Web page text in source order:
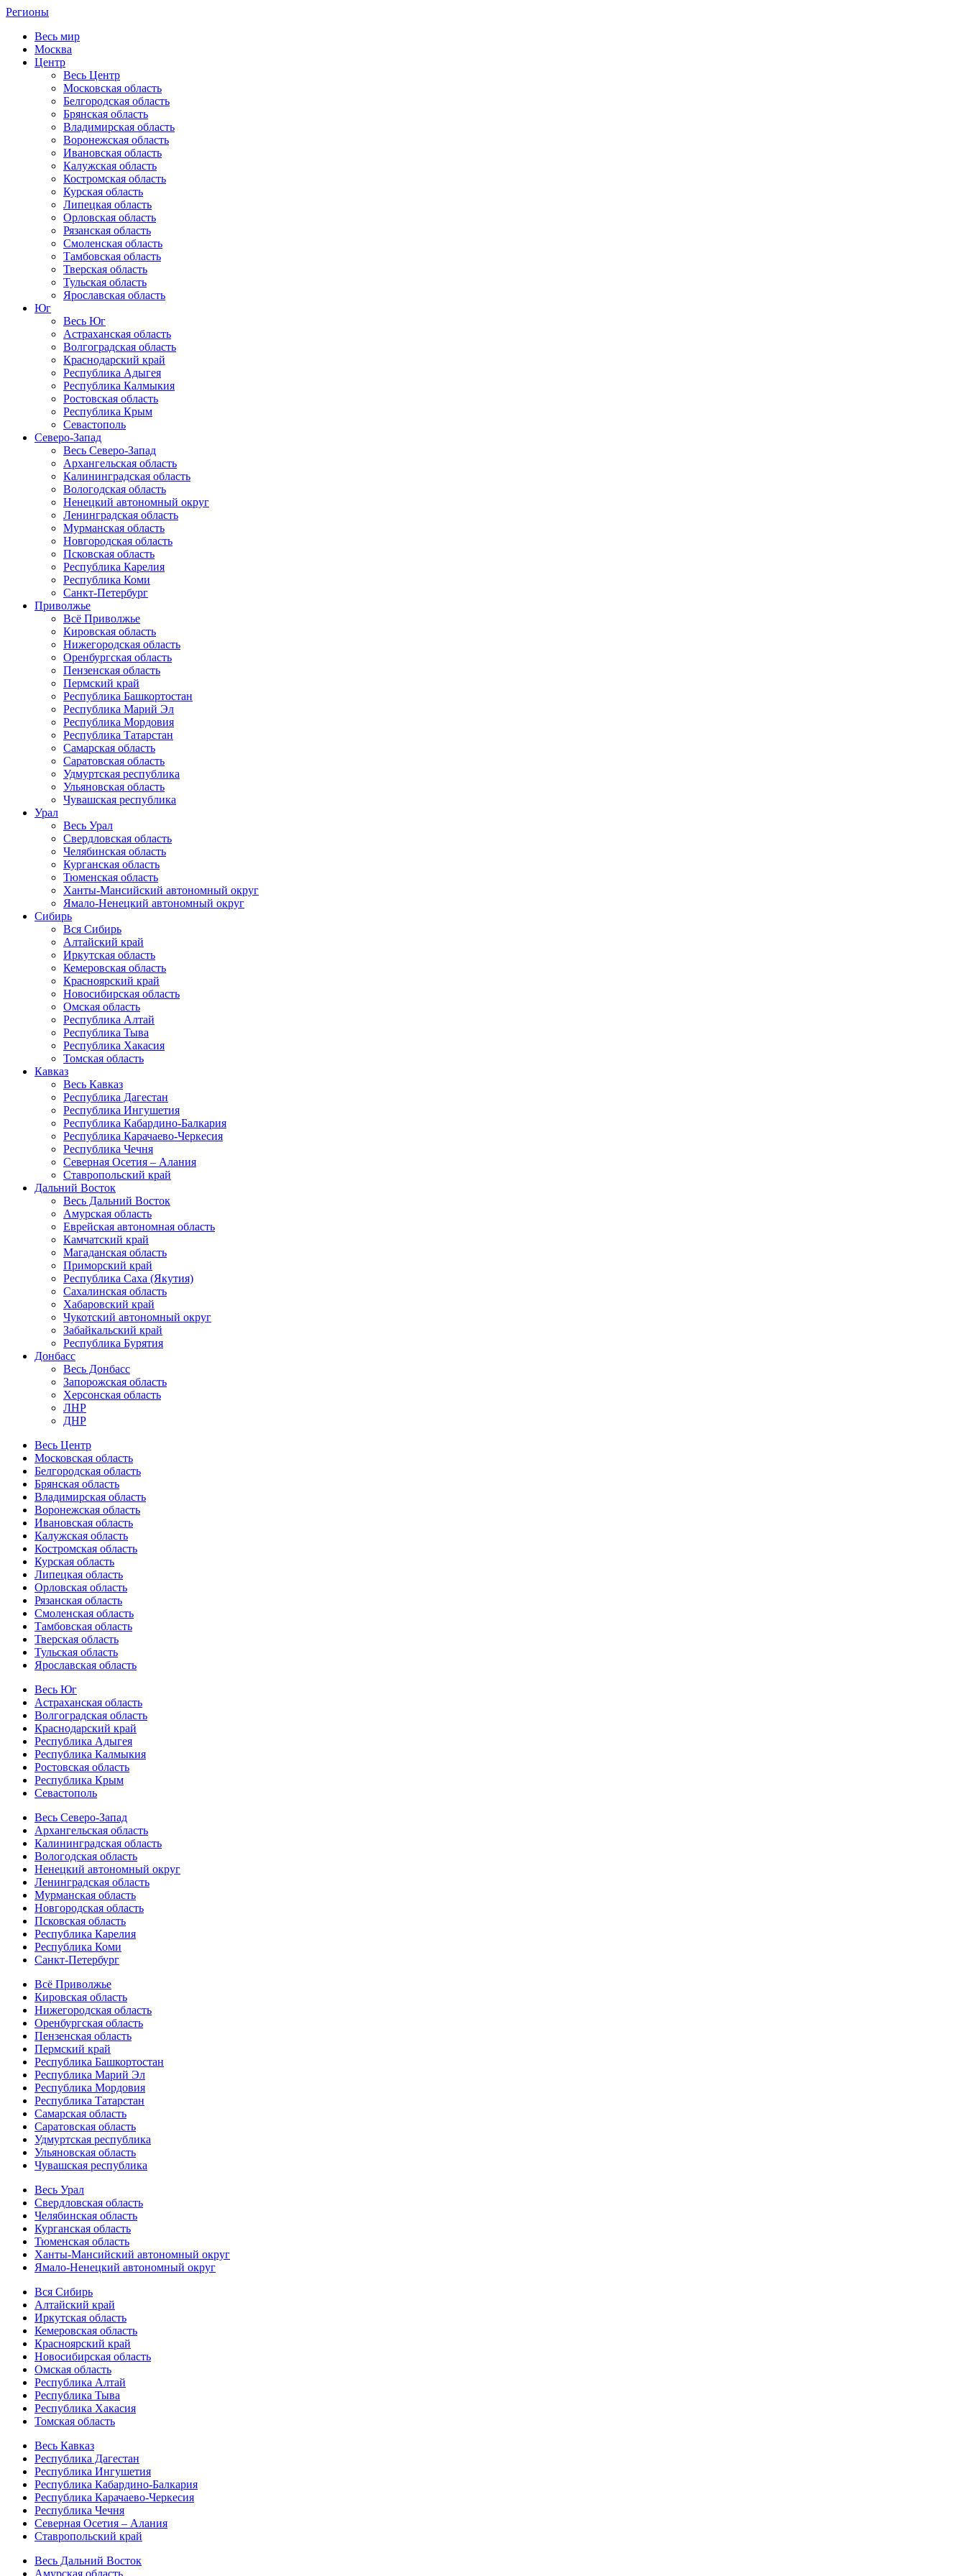
Регионы
Весь мир
Москва
Центр
Весь Центр
Московская область
Белгородская область
Брянская область
Владимирская область
Воронежская область
Ивановская область
Калужская область
Костромская область
Курская область
Липецкая область
Орловская область
Рязанская область
Смоленская область
Тамбовская область
Тверская область
Тульская область
Ярославская область
Юг
Весь Юг
Астраханская область
Волгоградская область
Краснодарский край
Республика Адыгея
Республика Калмыкия
Ростовская область
Республика Крым
Севастополь
Северо-Запад
Весь Северо-Запад
Архангельская область
Калининградская область
Вологодская область
Ненецкий автономный округ
Ленинградская область
Мурманская область
Новгородская область
Псковская область
Республика Карелия
Республика Коми
Санкт-Петербург
Приволжье
Всё Приволжье
Кировская область
Нижегородская область
Оренбургская область
Пензенская область
Пермский край
Республика Башкортостан
Республика Марий Эл
Республика Мордовия
Республика Татарстан
Самарская область
Саратовская область
Удмуртская республика
Ульяновская область
Чувашская республика
Урал
Весь Урал
Свердловская область
Челябинская область
Курганская область
Тюменская область
Ханты-Мансийский автономный округ
Ямало-Ненецкий автономный округ
Сибирь
Вся Сибирь
Алтайский край
Иркутская область
Кемеровская область
Красноярский край
Новосибирская область
Омская область
Республика Алтай
Республика Тыва
Республика Хакасия
Томская область
Кавказ
Весь Кавказ
Республика Дагестан
Республика Ингушетия
Республика Кабардино-Балкария
Республика Карачаево-Черкесия
Республика Чечня
Северная Осетия – Алания
Ставропольский край
Дальний Восток
Весь Дальний Восток
Амурская область
Еврейская автономная область
Камчатский край
Магаданская область
Приморский край
Республика Саха (Якутия)
Сахалинская область
Хабаровский край
Чукотский автономный округ
Забайкальский край
Республика Бурятия
Донбасс
Весь Донбасс
Запорожская область
Херсонская область
ЛНР
ДНР
Весь Центр
Московская область
Белгородская область
Брянская область
Владимирская область
Воронежская область
Ивановская область
Калужская область
Костромская область
Курская область
Липецкая область
Орловская область
Рязанская область
Смоленская область
Тамбовская область
Тверская область
Тульская область
Ярославская область
Весь Юг
Астраханская область
Волгоградская область
Краснодарский край
Республика Адыгея
Республика Калмыкия
Ростовская область
Республика Крым
Севастополь
Весь Северо-Запад
Архангельская область
Калининградская область
Вологодская область
Ненецкий автономный округ
Ленинградская область
Мурманская область
Новгородская область
Псковская область
Республика Карелия
Республика Коми
Санкт-Петербург
Всё Приволжье
Кировская область
Нижегородская область
Оренбургская область
Пензенская область
Пермский край
Республика Башкортостан
Республика Марий Эл
Республика Мордовия
Республика Татарстан
Самарская область
Саратовская область
Удмуртская республика
Ульяновская область
Чувашская республика
Весь Урал
Свердловская область
Челябинская область
Курганская область
Тюменская область
Ханты-Мансийский автономный округ
Ямало-Ненецкий автономный округ
Вся Сибирь
Алтайский край
Иркутская область
Кемеровская область
Красноярский край
Новосибирская область
Омская область
Республика Алтай
Республика Тыва
Республика Хакасия
Томская область
Весь Кавказ
Республика Дагестан
Республика Ингушетия
Республика Кабардино-Балкария
Республика Карачаево-Черкесия
Республика Чечня
Северная Осетия – Алания
Ставропольский край
Весь Дальний Восток
Амурская область